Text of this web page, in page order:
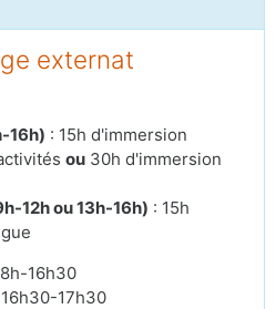
externat
16h) : 15h d'immersion
ou 30h d'immersion
12h ou 13h-16h) : 15h
16h30
17h30